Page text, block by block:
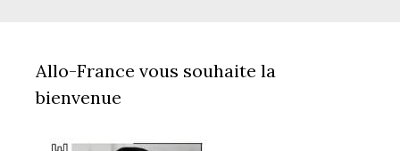
Allo-France vous souhaite la
bienvenue